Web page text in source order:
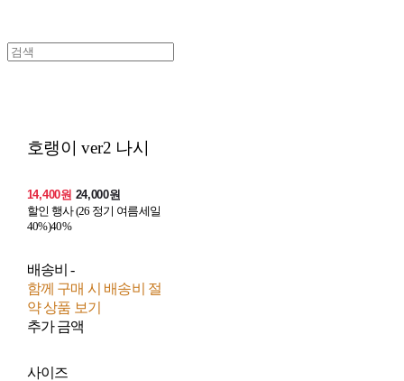
호랭이 ver2 나시
14,400원 24,000원
할인 행사 (26 정기 여름세일
40%)40%
배송비-
함께 구매 시 배송비 절
약 상품 보기
추가 금액
사이즈